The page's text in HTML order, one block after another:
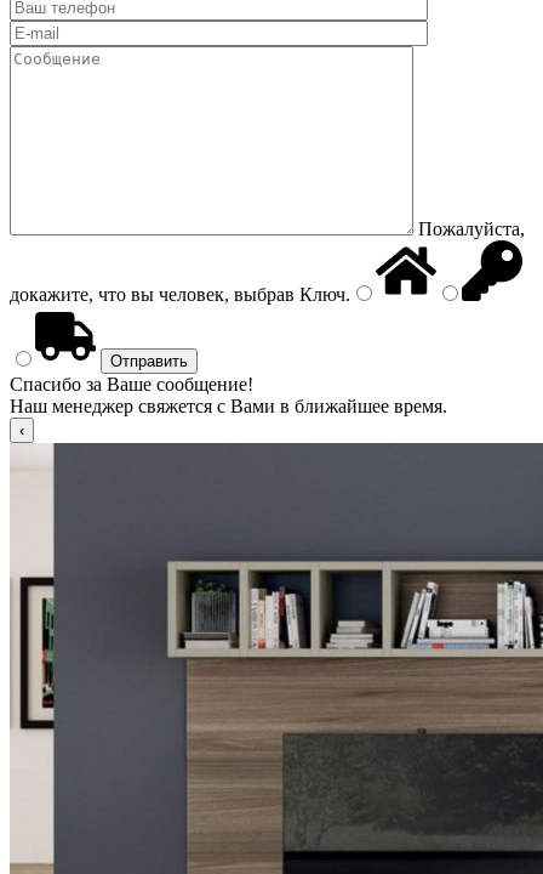
Пожалуйста,
докажите, что вы человек, выбрав Ключ.
Спасибо за Ваше сообщение!
Наш менеджер свяжется с Вами в ближайшее время.